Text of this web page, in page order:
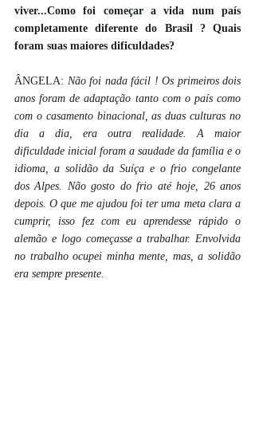
viver...Como foi começar a vida num país
completamente diferente do Brasil ? Quais
foram suas maiores dificuldades?
ÂNGELA: Não foi nada fácil ! Os primeiros dois
anos foram de adaptação tanto com o país como
com o casamento binacional, as duas culturas no
dia a dia, era outra realidade. A maior
dificuldade inicial foram a saudade da família e o
idioma, a solidão da Suíça e o frio congelante
dos Alpes. Não gosto do frio até hoje, 26 anos
depois. O que me ajudou foi ter uma meta clara a
cumprir, isso fez com eu aprendesse rápido o
alemão e logo começasse a trabalhar. Envolvida
no trabalho ocupei minha mente, mas, a solidão
era sempre presente.